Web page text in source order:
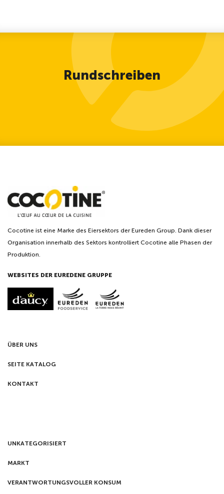
Rundschreiben
Cocotine ist eine Marke des Eiersektors der Eureden Group. Dank dieser
Organisation innerhalb des Sektors kontrolliert Cocotine alle Phasen der
Produktion.
WEBSITES DER EUREDENE GRUPPE
ÜBER UNS
SEITE KATALOG
KONTAKT
UNKATEGORISIERT
MARKT
VERANTWORTUNGSVOLLER KONSUM